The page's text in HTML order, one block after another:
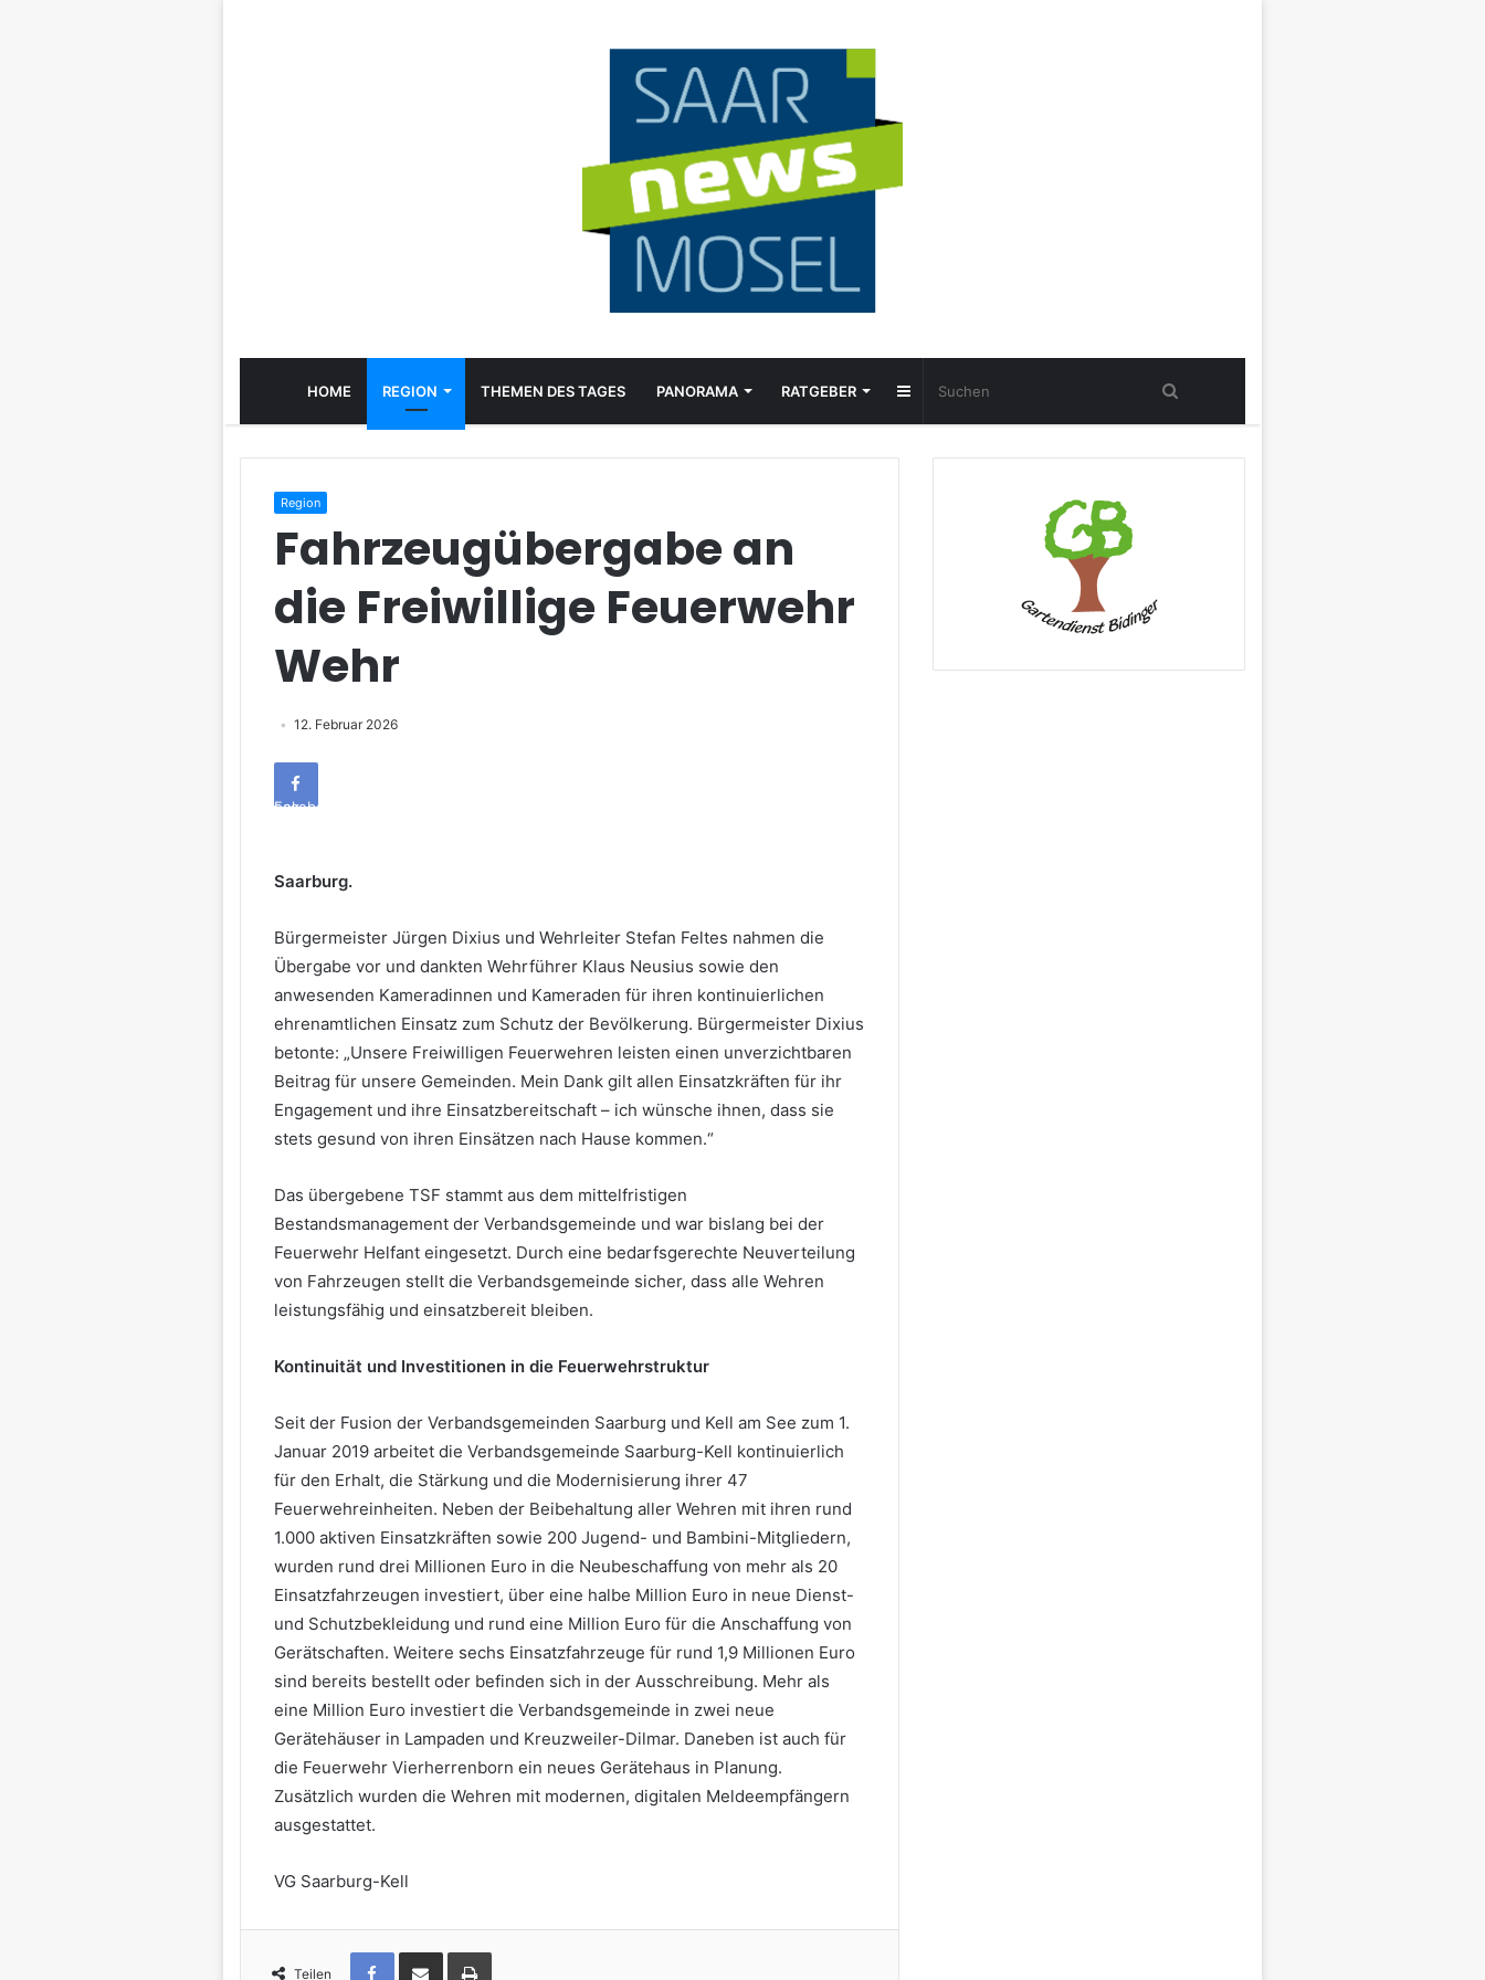
HOME REGION THEMEN DES TAGES PANORAMA RATGEBER Sidebar
Region
Fahrzeugübergabe an
die Freiwillige Feuerwehr
Wehr
12. Februar 2026
Facebook
Saarburg.
Bürgermeister Jürgen Dixius und Wehrleiter Stefan Feltes nahmen die
Übergabe vor und dankten Wehrführer Klaus Neusius sowie den
anwesenden Kameradinnen und Kameraden für ihren kontinuierlichen
ehrenamtlichen Einsatz zum Schutz der Bevölkerung. Bürgermeister Dixius
betonte: „Unsere Freiwilligen Feuerwehren leisten einen unverzichtbaren
Beitrag für unsere Gemeinden. Mein Dank gilt allen Einsatzkräften für ihr
Engagement und ihre Einsatzbereitschaft – ich wünsche ihnen, dass sie
stets gesund von ihren Einsätzen nach Hause kommen.“
Das übergebene TSF stammt aus dem mittelfristigen
Bestandsmanagement der Verbandsgemeinde und war bislang bei der
Feuerwehr Helfant eingesetzt. Durch eine bedarfsgerechte Neuverteilung
von Fahrzeugen stellt die Verbandsgemeinde sicher, dass alle Wehren
leistungsfähig und einsatzbereit bleiben.
Kontinuität und Investitionen in die Feuerwehrstruktur
Seit der Fusion der Verbandsgemeinden Saarburg und Kell am See zum 1.
Januar 2019 arbeitet die Verbandsgemeinde Saarburg-Kell kontinuierlich
für den Erhalt, die Stärkung und die Modernisierung ihrer 47
Feuerwehreinheiten. Neben der Beibehaltung aller Wehren mit ihren rund
1.000 aktiven Einsatzkräften sowie 200 Jugend- und Bambini-Mitgliedern,
wurden rund drei Millionen Euro in die Neubeschaffung von mehr als 20
Einsatzfahrzeugen investiert, über eine halbe Million Euro in neue Dienst-
und Schutzbekleidung und rund eine Million Euro für die Anschaffung von
Gerätschaften. Weitere sechs Einsatzfahrzeuge für rund 1,9 Millionen Euro
sind bereits bestellt oder befinden sich in der Ausschreibung. Mehr als
eine Million Euro investiert die Verbandsgemeinde in zwei neue
Gerätehäuser in Lampaden und Kreuzweiler-Dilmar. Daneben ist auch für
die Feuerwehr Vierherrenborn ein neues Gerätehaus in Planung.
Zusätzlich wurden die Wehren mit modernen, digitalen Meldeempfängern
ausgestattet.
VG Saarburg-Kell
Teilen